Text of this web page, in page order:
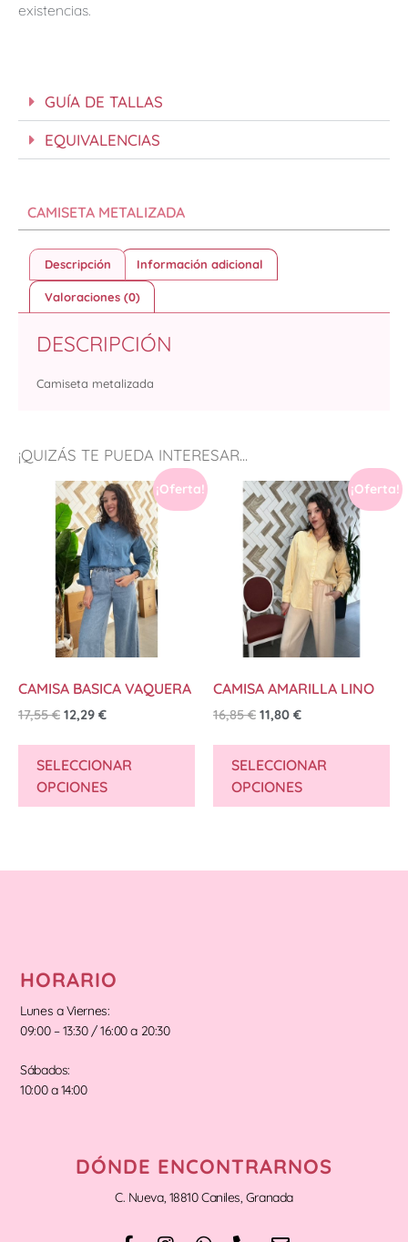
existencias.
GUÍA DE TALLAS
EQUIVALENCIAS
¡QUIZÁS TE PUEDA INTERESAR...
¡Oferta!
CAMISA BASICA VAQUERA
17,55€ 12,29 €
SELECCIONAR
OPCIONES
¡Oferta!
CAMISA AMARILLA LINO
16,85€ 11,80 €
SELECCIONAR
OPCIONES
CAMISETA METALIZADA
Descripción Información adicional
Valoraciones (0)
DESCRIPCIÓN
Camiseta metalizada
HORARIO
Lunes a Viernes:
09:00 – 13:30 / 16:00 a 20:30
Sábados:
10:00 a 14:00
DÓNDE ENCONTRARNOS
C. Nueva, 18810 Caniles, Granada